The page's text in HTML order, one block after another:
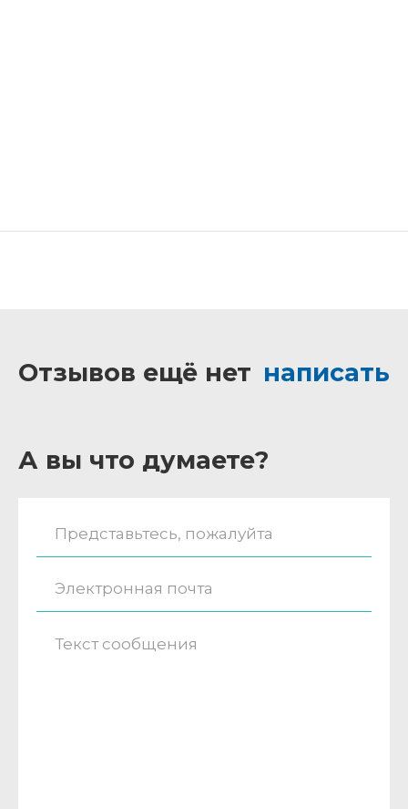
Отзывов ещё нет написать
А вы что думаете?